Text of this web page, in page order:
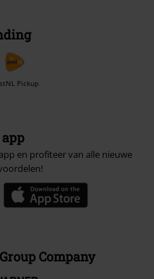
Pickup
en profiteer van alle nieuwe
Company